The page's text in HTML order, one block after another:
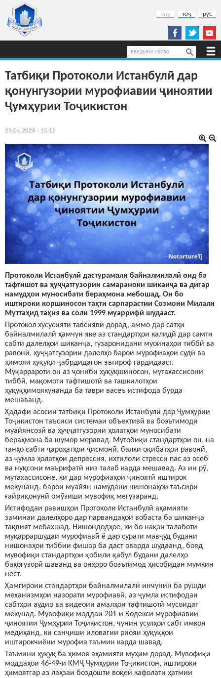
Перейти к основному содержанию
eng
тоҷ рус
Форма поиска
Поиск
Татбиқи Протоколи Истанбулӣ дар
қонунгузории мурофиавии ҷиноятии
Ҷумҳурии Тоҷикистон
29.04.2026 - 15:12
Протоколи Истанбулӣ дастурамали байналмилалӣ оид ба
тафтишот ва ҳуҷҷатгузории самараноки шиканҷа ва дигар
намудҳои муносибати бераҳмона мебошад. Он бо
иштироки коршиносон таҳти сарпарастии Созмони Милали
Муттаҳид таҳия ва соли 1999 муаррифӣ шудааст.
Протокол хусусияти тавсиявӣ дорад, аммо дар сатҳи
байналмилалӣ ҳамчун яке аз стандартҳои калидӣ дар самти
сабти далелҳои шиканҷа, гузаронидани муоинаҳои тиббӣ ва
равонӣ, ҳуҷҷатгузории далелҳо барои мурофиаҳои судӣ ва
ҳимояи ҳуқуқи ҷабрдидагон эътироф гардидааст.
Муқаррароти он аз ҷониби ҳуқуқшиносон, мутахассисони
тиббӣ, мақомоти тафтишотӣ ва ташкилотҳои
ҳуқуқҳимоякунанда ба таври васеъ истифода бурда
мешаванд.
Ҳадафи асосии татбиқи Протоколи Истанбулӣ дар Ҷумҳурии
Тоҷикистон таъсиси системаи объективӣ ва боэътимоди
муайянсозӣ ва ҳуҷҷатгузории ҳолатҳои муносибати
бераҳмона ба шумор меравад. Мутобиқи стандартҳои он, на
танҳо сабти ҷароҳатҳои ҷисмонӣ, балки оқибатҳои равонӣ,
аз ҷумла ҳолатҳои депрессия, ихтилоли стресси пас аз осеб
ва нуқсони маърифатӣ низ талаб карда мешавад. Аз ин рӯ,
мутахассисоне, ки дар мурофиаҳои ҷиноятӣ иштирок
мекунанд, барои муайян намудани нишонаҳои таъсири
ғайриқонунӣ омӯзиши мувофиқ мегузаранд.
Истифодаи равишҳои Протоколи Истанбулӣ аҳамияти
заминаи далелҳоро дар парвандаҳои вобаста ба шиканҷа
тақвият мебахшад. Нишондодҳое, ки бо нақзи талаботи
муқарраршудаи мурофиавӣ ё дар сурати мавҷуд будани
нишонаҳои тиббии фишор ба даст оварда шудаанд, бояд
мувофиқи стандартҳои қобили қабул будани далелҳо
баҳогузорӣ шаванд ва онҳоро боэътимод ҳисобидан мумкин
нест.
Ҳамгироии стандартҳои байналмилалӣ инчунин ба рушди
механизмҳои назорати мурофиавӣ, аз ҷумла истифодаи
сабтҳои аудио ва видеоии амалҳои тафтишотӣ мусоидат
мекунад. Мувофиқи моддаи 201-и Кодекси мурофиавии
ҷиноятии Ҷумҳурии Тоҷикистон, чунин усулҳои сабт имкон
медиҳанд, ки санҷиши иловагии риояи ҳуқуқҳои
иштирокчиёни мурофиа таъмин карда шавад.
Таъмини ҳуқуқ ба ҳимоя аҳамияти муҳим дорад. Мувофиқи
моддаҳои 46-49-и КМҶ Ҷумҳурии Тоҷикистон, иштироки
ҳимоятгар аз лаҳзаи боздошти воқеӣ кафолати ҳатмии